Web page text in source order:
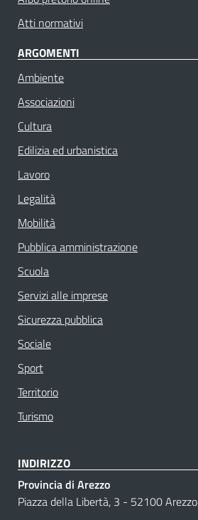
Atti normativi
ARGOMENTI
Ambiente
Associazioni
Cultura
Edilizia ed urbanistica
Lavoro
Legalità
Mobilità
Pubblica amministrazione
Scuola
Servizi alle imprese
Sicurezza pubblica
Sociale
Sport
Territorio
Turismo
INDIRIZZO
Provincia di Arezzo
Piazza della Libertà, 3 - 52100 Arezzo